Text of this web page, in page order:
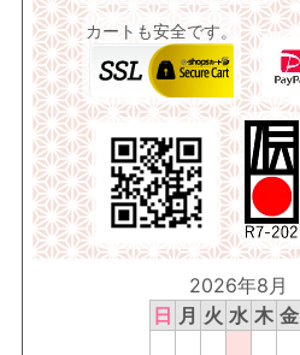
カートも安全です。
2026年8月
日 月 火 水 木 金